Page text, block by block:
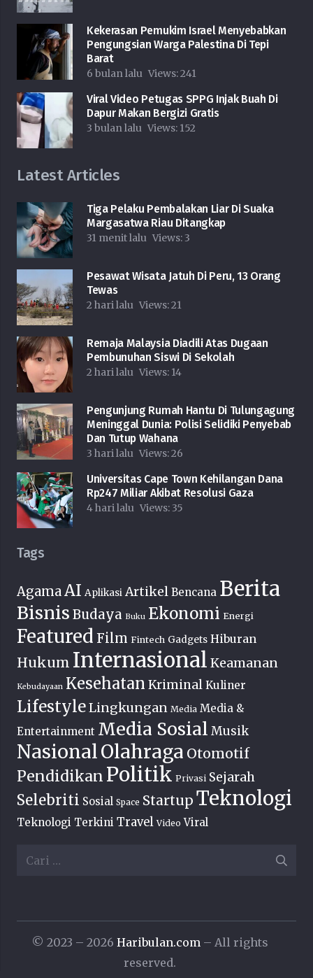
Kekerasan Pemukim Israel Menyebabkan
Pengungsian Warga Palestina Di Tepi
Barat
6 bulan lalu Views:241
Viral Video Petugas SPPG Injak Buah Di
Dapur Makan Bergizi Gratis
3 bulan lalu Views: 152
Latest Articles
Tiga Pelaku Pembalakan Liar Di Suaka
Margasatwa Riau Ditangkap
31 menit lalu Views: 3
Pesawat Wisata Jatuh Di Peru, 13 Orang
Tewas
2 hari lalu Views:21
Remaja Malaysia Diadili Atas Dugaan
Pembunuhan Siswi Di Sekolah
2 hari lalu Views: 14
Pengunjung Rumah Hantu Di Tulungagung
Meninggal Dunia: Polisi Selidiki Penyebab
Dan Tutup Wahana
3 hari lalu Views:26
Universitas Cape Town Kehilangan Dana
Rp247 Miliar Akibat Resolusi Gaza
4 hari lalu Views: 35
Tags
AgamaAI Aplikasi Artikel Bencana Berita
Bisnis Budaya Buku Ekonomi Energi
Featured Film Fintech Gadgets Hiburan
Hukum Internasional Keamanan
Kebudayaan Kesehatan Kriminal Kuliner
LifestyleLingkungan Media Media &
Entertainment Media Sosial Musik
NasionalOlahraga Otomotif
Pendidikan Politik Privasi Sejarah
Selebriti Sosial Space Startup Teknologi
Teknologi Terkini Travel Video Viral
Cari
© 2023 – 2026 Haribulan.com – All rights
reserved.